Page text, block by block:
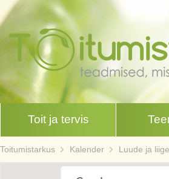
Toit ja tervis
Toitumistarkus Kalender Luude ja